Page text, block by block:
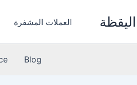
العملات المشفرة
Blog